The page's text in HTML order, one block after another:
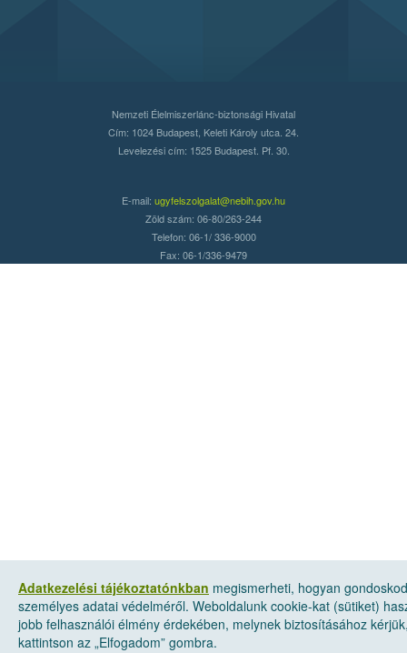
Adatkezelési tájékoztatónkban megismerheti, hogyan
személyes adatai védelméről. Weboldalunk cookie-kat (sütiket)
jobb felhasználói élmény érdekében, melynek biztosításához
kattintson az „Elfogadom” gombra.
Nemzeti Élelmiszerlánc-biztonsági Hivatal
Cím: 1024 Budapest, Keleti Károly utca. 24.
Levelezési cím: 1525 Budapest. Pf. 30.
E-mail: ugyfelszolgalat@nebih.gov.hu
Zöld szám: 06-80/263-244
Telefon: 06-1/ 336-9000
Fax: 06-1/336-9479